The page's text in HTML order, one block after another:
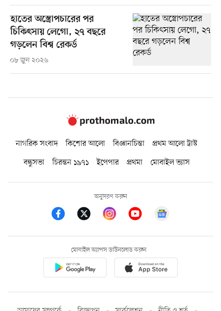
হাতের অস্ত্রোপচারের পর
চিকিৎসায় লেগো, ২৭ বছরে
গড়লেন বিশ্ব রেকর্ড
০৮ জুন ২০২৬
নাগরিক সংবাদ কিশোর আলো বিজ্ঞানচিন্তা
প্রথম আলো ট্রাস্ট
বন্ধুসভা
চিরন্তন ১৯৭১ ইপেপার প্রথমা মোবাইল ভ্যাস
অনুসরণ করুন
মোবাইল অ্যাপস ডাউনলোড করুন